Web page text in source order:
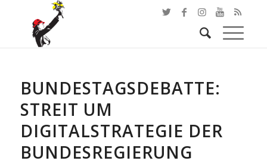
BUNDESTAGSDEBATTE:
STREIT UM
DIGITALSTRATEGIE DER
BUNDESREGIERUNG